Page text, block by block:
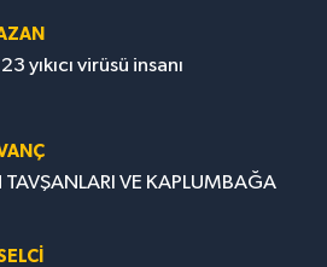
yıkıcı virüsü insanı
VE KAPLUMBAĞA